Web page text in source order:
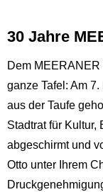
30 Jahre
Dem
ganze Tafel: Am
aus der Taufe
Stadtrat für Kultur,
abgeschirmt und
Otto unter Ihrem